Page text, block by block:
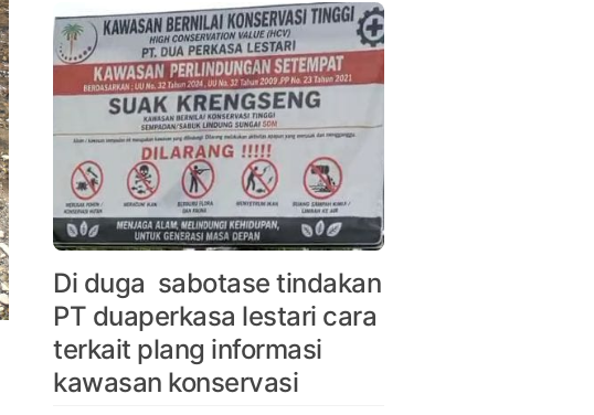
Di duga sabotase tindakan
PT duaperkasa lestari cara
terkait plang informasi
kawasan konservasi